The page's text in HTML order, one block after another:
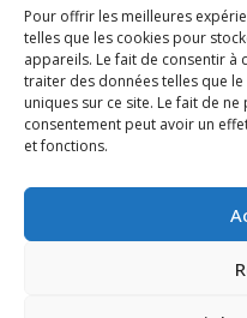
Pour offrir les meilleures
telles que les cookies pour
appareils. Le fait de consentir à
traiter des données telles que
uniques sur ce site. Le fait de
consentement peut avoir un
et fonctions.
LETTRE D’INFORMATION
Addresse Email: